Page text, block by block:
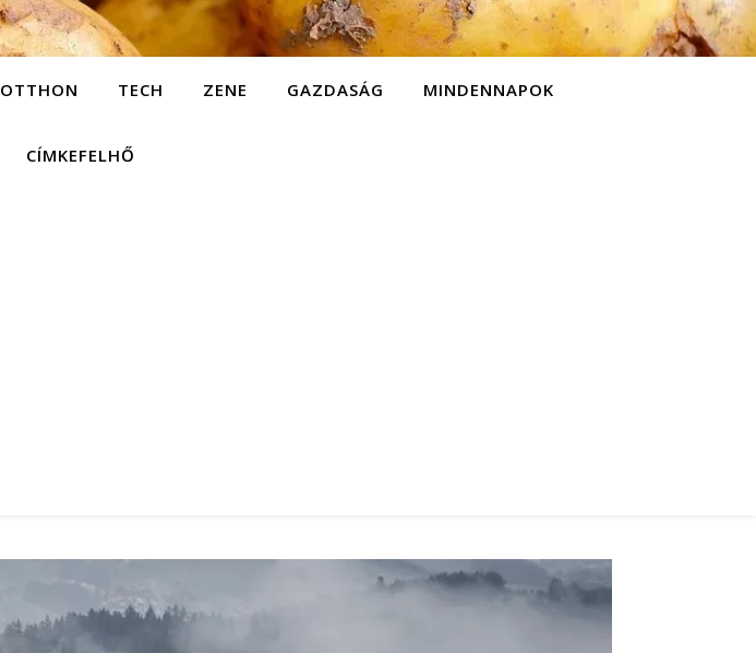
OTTHON TECH ZENE GAZDASÁG MINDENNAPOK
CÍMKEFELHŐ